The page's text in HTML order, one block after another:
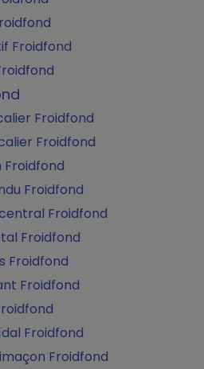
Froidfond
Froidfond
Froidfond
Froidfond
Froidfond
Froidfond
Froidfond
Froidfond
Froidfond
Froidfond
Froidfond